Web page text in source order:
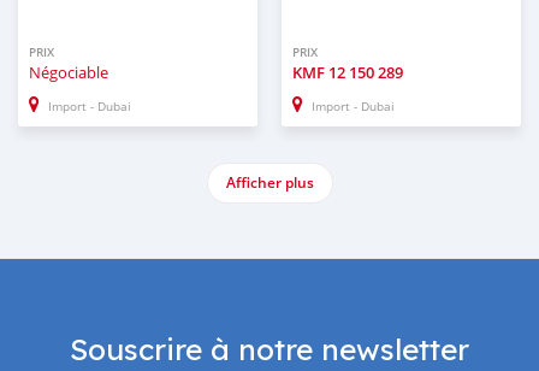
PRIX
Négociable
Import - Dubai
PRIX
KMF 12 150 289
Import - Dubai
Afficher plus
Souscrire à notre newsletter